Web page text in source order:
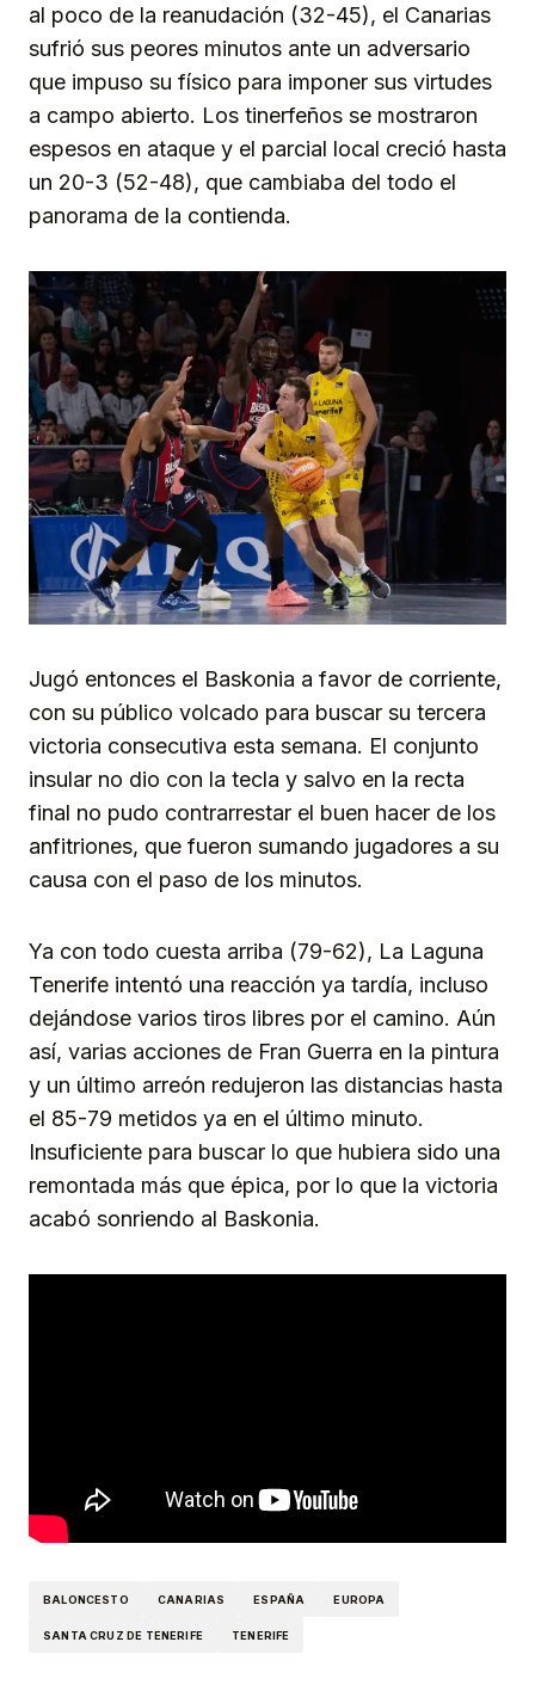
al poco de la reanudación (32-45), el Canarias
sufrió sus peores minutos ante un adversario
que impuso su físico para imponer sus virtudes
a campo abierto. Los tinerfeños se mostraron
espesos en ataque y el parcial local creció hasta
un 20-3 (52-48), que cambiaba del todo el
panorama de la contienda.
Jugó entonces el Baskonia a favor de corriente,
con su público volcado para buscar su tercera
victoria consecutiva esta semana. El conjunto
insular no dio con la tecla y salvo en la recta
final no pudo contrarrestar el buen hacer de los
anfitriones, que fueron sumando jugadores a su
causa con el paso de los minutos.
Ya con todo cuesta arriba (79-62), La Laguna
Tenerife intentó una reacción ya tardía, incluso
dejándose varios tiros libres por el camino. Aún
así, varias acciones de Fran Guerra en la pintura
y un último arreón redujeron las distancias hasta
el 85-79 metidos ya en el último minuto.
Insuficiente para buscar lo que hubiera sido una
remontada más que épica, por lo que la victoria
acabó sonriendo al Baskonia.
BALONCESTO CANARIAS ESPAÑA EUROPA
SANTA CRUZ DE TENERIFE TENERIFE